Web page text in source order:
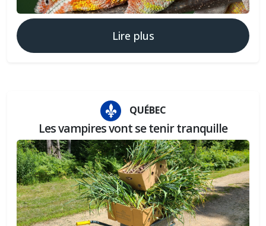
Lire plus
QUÉBEC
Les vampires vont se tenir tranquille